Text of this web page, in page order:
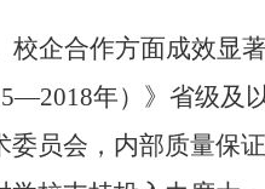
校企合作方面成效显
年）》省级及
员会，内部质量保